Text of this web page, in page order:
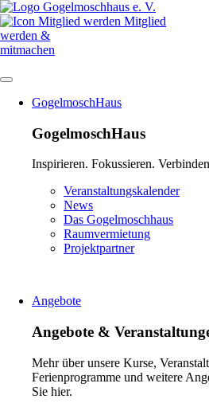
Mitglied
werden &
mitmachen
überspringenGogelmoschHaus
GogelmoschHaus
Inspirieren. Fokussieren.
Navigation
überspringen
Veranstaltungskalender
News
Das Gogelmoschhaus
Raumvermietung
Projektpartner
Angebote
Angebote &
Mehr über unsere Kurse,
Ferienprogramme und weitere
Sie hier.